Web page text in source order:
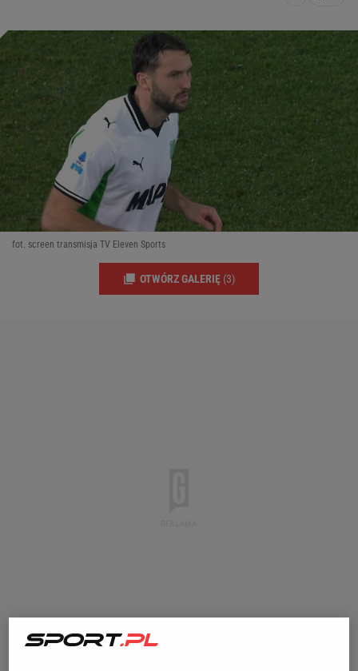
fot. screen transmisja TV Eleven Sports
OTWÓRZ GALERIĘ (3)